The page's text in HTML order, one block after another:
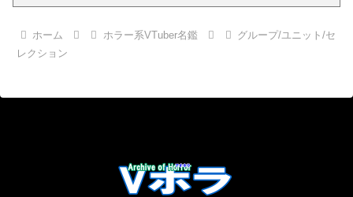
ホーム ホラー系VTuber名鑑
グループ/ユニット/セ
レクション